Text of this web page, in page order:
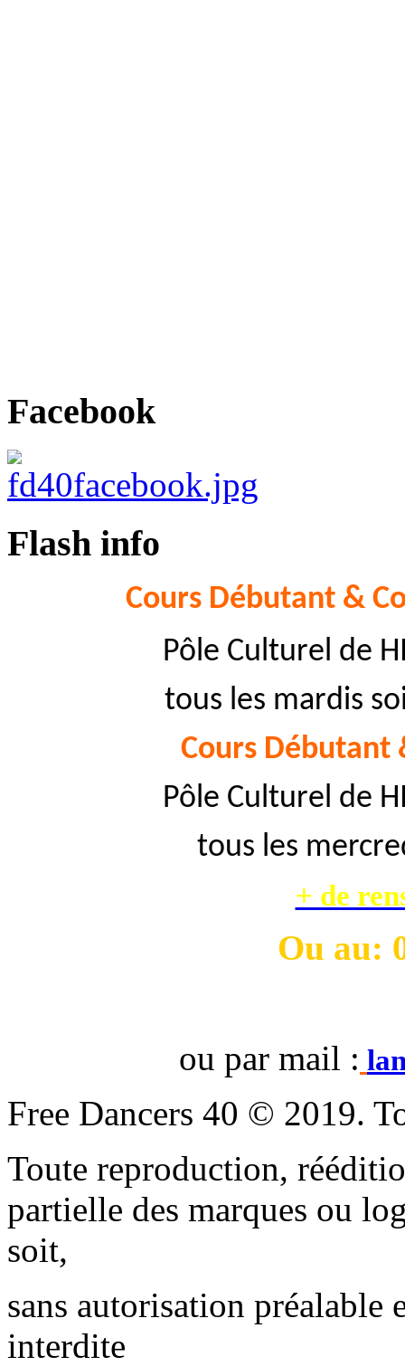
Facebook
Flash info
Cours Débutant &
Pôle Culturel de
tous les mardis
Cours Débutant
Pôle Culturel de
tous les
+ de
Ou au:
ou par mail :
Free Dancers 40 © 2019.
Toute reproduction,
partielle des marques ou
soit,
sans autorisation préalable
interdite